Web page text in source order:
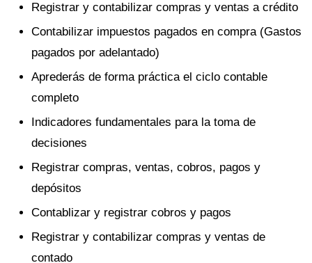
Registrar y contabilizar compras y ventas a crédito
Contabilizar impuestos pagados en compra (Gastos
pagados por adelantado)
Aprederás de forma práctica el ciclo contable
completo
Indicadores fundamentales para la toma de
decisiones
Registrar compras, ventas, cobros, pagos y
depósitos
Contablizar y registrar cobros y pagos
Registrar y contabilizar compras y ventas de
contado